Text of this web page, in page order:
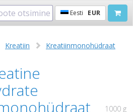
otsimine Eesti EUR
Kreatiin Kreatiinmonohüdraat
1000 g